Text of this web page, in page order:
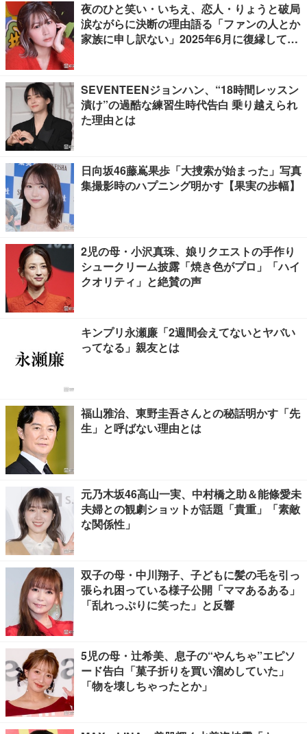
夜のひと笑い・いちえ、恋人・りょうと破局
涙ながらに決断の理由語る「ファンの人とか
家族に申し訳ない」2025年6月に復縁してい
SEVENTEENジョンハン、“18時間レッスン
漬け”の過酷な練習生時代告白 乗り越えられ
た理由とは
日向坂46藤嶌果歩「大捜索が始まった」写真
集撮影時のハプニング明かす【果実の歩幅】
2児の母・小沢真珠、娘リクエストの手作り
シュークリーム披露「焼き色がプロ」「ハイ
クオリティ」と絶賛の声
キンプリ永瀬廉「2週間会えてないとヤバい
ってなる」親友とは
福山雅治、東野圭吾さんとの秘話明かす「先
生」と呼ばない理由とは
元乃木坂46高山一実、中村橋之助＆能條愛未
夫婦との観劇ショットが話題「貴重」「素敵
な関係性」
双子の母・中川翔子、子どもに髪の毛を引っ
張られ困っている様子公開「ママあるある」
「乱れっぷりに笑った」と反響
5児の母・辻希美、息子の“やんちゃ”エピソ
ード告白「菓子折りを買い溜めしていた」
「物を壊しちゃったとか」